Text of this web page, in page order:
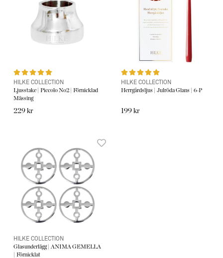
HILKE COLLECTION
Ljusstake | Piccolo No2 | Förnicklad
Mässing
229 kr
HILKE COLLECTION
Herrgårdsljus | Julröda Glans | 6-P
199 kr
HILKE COLLECTION
Glasunderlägg | ANIMA GEMELLA
| Förnicklat